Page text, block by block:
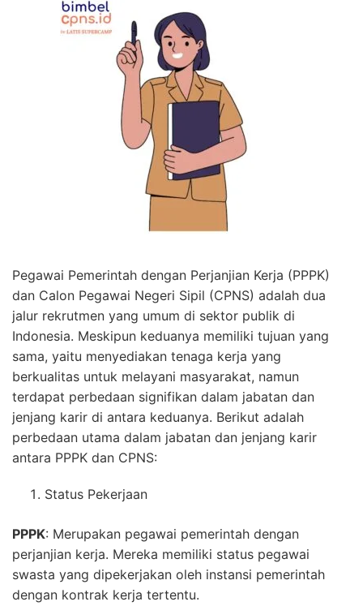
Pegawai Pemerintah dengan Perjanjian Kerja (PPPK)
dan Calon Pegawai Negeri Sipil (CPNS) adalah dua
jalur rekrutmen yang umum di sektor publik di
Indonesia. Meskipun keduanya memiliki tujuan yang
sama, yaitu menyediakan tenaga kerja yang
berkualitas untuk melayani masyarakat, namun
terdapat perbedaan signifikan dalam jabatan dan
jenjang karir di antara keduanya. Berikut adalah
perbedaan utama dalam jabatan dan jenjang karir
antara PPPK dan CPNS:
Status Pekerjaan
PPPK: Merupakan pegawai pemerintah dengan
perjanjian kerja. Mereka memiliki status pegawai
swasta yang dipekerjakan oleh instansi pemerintah
dengan kontrak kerja tertentu.